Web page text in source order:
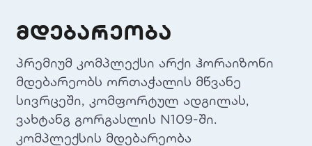
მდებარეობა
პრემიუმ კომპლექსი არქი ჰორაიზონი
მდებარეობს ორთაჭალის მწვანე
სივრცეში, კომფორტულ ადგილას,
ვახტანგ გორგასლის N109-ში.
კომპლექსის მდებარეობა